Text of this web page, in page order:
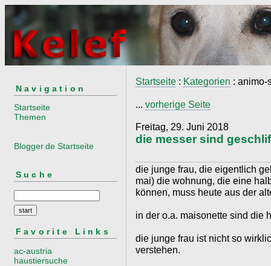
Navigation
Startseite
Themen
Blogger.de Startseite
Suche
Favorite Links
ac-austria
haustiersuche
Startseite : Kategorien : animo-
... vorherige Seite
Freitag, 29. Juni 2018
die messer sind
die junge frau, die eigentlich
mai) die wohnung, die eine
können, muss heute aus der
in der o.a. maisonette sind die
die junge frau ist nicht so
verstehen.